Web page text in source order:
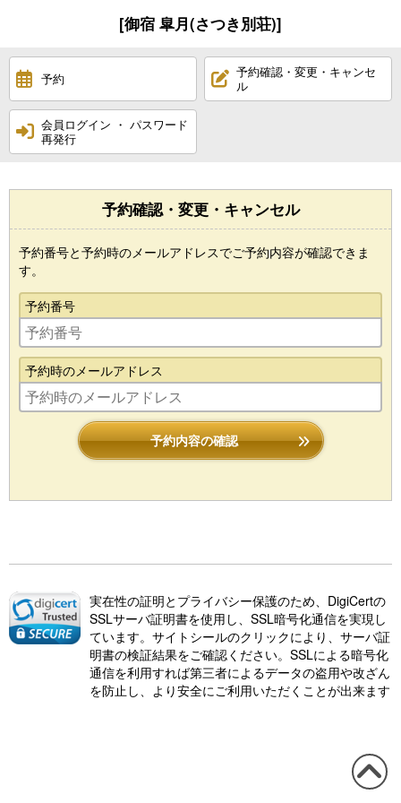
[御宿 皐月(さつき別荘)]
予約
予約確認・変更・キャンセ
ル
会員ログイン ・ パスワード
再発行
予約確認・変更・キャンセル
予約番号と予約時のメールアドレスでご予約内容が確認できま
す。
予約番号
予約時のメールアドレス
予約内容の確認
実在性の証明とプライバシー保護のため、DigiCertの
SSLサーバ証明書を使用し、SSL暗号化通信を実現し
ています。サイトシールのクリックにより、サーバ証
明書の検証結果をご確認ください。SSLによる暗号化
通信を利用すれば第三者によるデータの盗用や改ざん
を防止し、より安全にご利用いただくことが出来ます